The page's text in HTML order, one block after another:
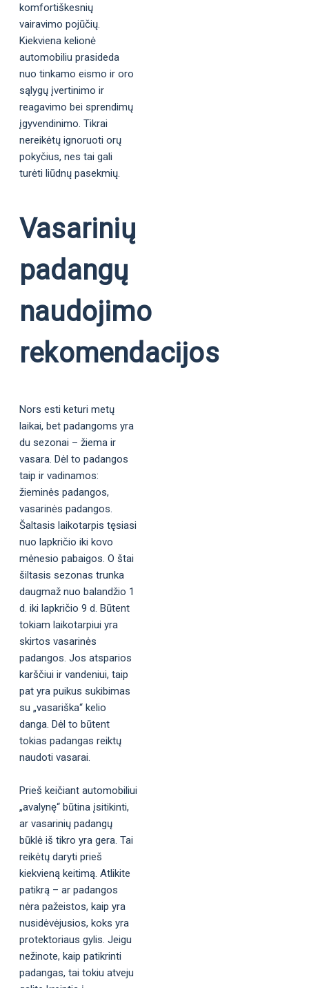
komfortiškesnių
vairavimo pojūčių.
Kiekviena kelionė
automobiliu prasideda
nuo tinkamo eismo ir oro
sąlygų įvertinimo ir
reagavimo bei sprendimų
įgyvendinimo. Tikrai
nereikėtų ignoruoti orų
pokyčius, nes tai gali
turėti liūdnų pasekmių.
Vasarinių
padangų
naudojimo
rekomendacijos
Nors esti keturi metų
laikai, bet padangoms yra
du sezonai – žiema ir
vasara. Dėl to padangos
taip ir vadinamos:
žieminės padangos,
vasarinės padangos.
Šaltasis laikotarpis tęsiasi
nuo lapkričio iki kovo
mėnesio pabaigos. O štai
šiltasis sezonas trunka
daugmaž nuo balandžio 1
d. iki lapkričio 9 d. Būtent
tokiam laikotarpiui yra
skirtos vasarinės
padangos. Jos atsparios
karščiui ir vandeniui, taip
pat yra puikus sukibimas
su „vasariška“ kelio
danga. Dėl to būtent
tokias padangas reiktų
naudoti vasarai.
Prieš keičiant automobiliui
„avalynę“ būtina įsitikinti,
ar vasarinių padangų
būklė iš tikro yra gera. Tai
reikėtų daryti prieš
kiekvieną keitimą. Atlikite
patikrą – ar padangos
nėra pažeistos, kaip yra
nusidėvėjusios, koks yra
protektoriaus gylis. Jeigu
nežinote, kaip patikrinti
padangas, tai tokiu atveju